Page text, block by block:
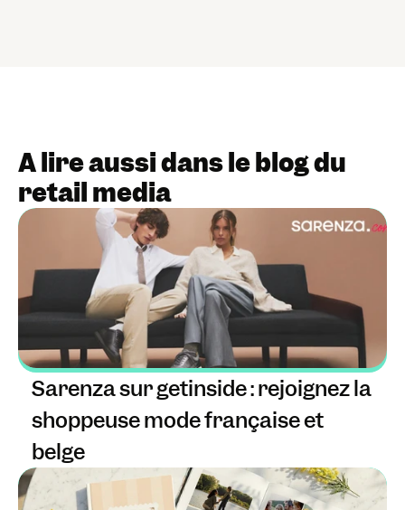
A lire aussi dans le blog du
retail media
Sarenza sur getinside : rejoignez la
shoppeuse mode française et
belge